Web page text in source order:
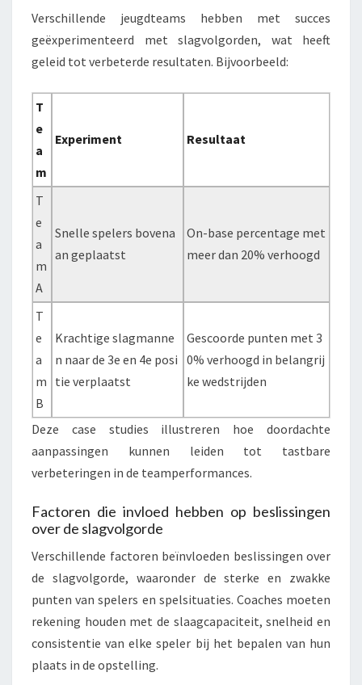
Verschillende jeugdteams hebben met succes
geëxperimenteerd met slagvolgorden, wat heeft
geleid tot verbeterde resultaten. Bijvoorbeeld:
T
e
a
m
Experiment Resultaat
T
e
a
m
A
Snelle spelers bovena
an geplaatst
On-base percentage met
meer dan 20% verhoogd
T
e
a
m
B
Krachtige slagmanne
n naar de 3e en 4e posi
tie verplaatst
Gescoorde punten met 3
0% verhoogd in belangrij
ke wedstrijden
Deze case studies illustreren hoe doordachte
aanpassingen kunnen leiden tot tastbare
verbeteringen in de teamperformances.
Factoren die invloed hebben op beslissingen
over de slagvolgorde
Verschillende factoren beïnvloeden beslissingen over
de slagvolgorde, waaronder de sterke en zwakke
punten van spelers en spelsituaties. Coaches moeten
rekening houden met de slaagcapaciteit, snelheid en
consistentie van elke speler bij het bepalen van hun
plaats in de opstelling.